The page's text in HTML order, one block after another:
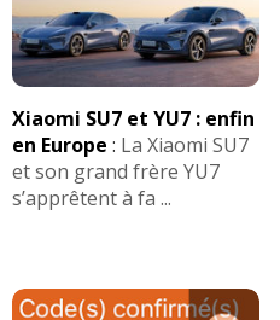
Xiaomi SU7 et YU7 : enfin
en Europe : La Xiaomi SU7
et son grand frère YU7
s’apprêtent à fa ...